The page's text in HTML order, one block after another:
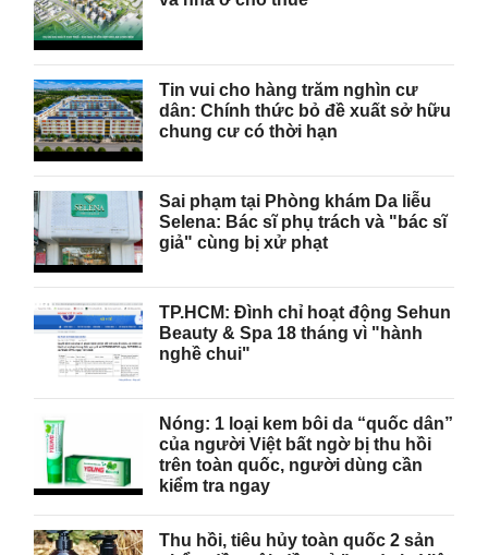
Tin vui cho hàng trăm nghìn cư
dân: Chính thức bỏ đề xuất sở hữu
chung cư có thời hạn
Sai phạm tại Phòng khám Da liễu
Selena: Bác sĩ phụ trách và "bác sĩ
giả" cùng bị xử phạt
TP.HCM: Đình chỉ hoạt động Sehun
Beauty & Spa 18 tháng vì "hành
nghề chui"
Nóng: 1 loại kem bôi da “quốc dân”
của người Việt bất ngờ bị thu hồi
trên toàn quốc, người dùng cần
kiểm tra ngay
Thu hồi, tiêu hủy toàn quốc 2 sản